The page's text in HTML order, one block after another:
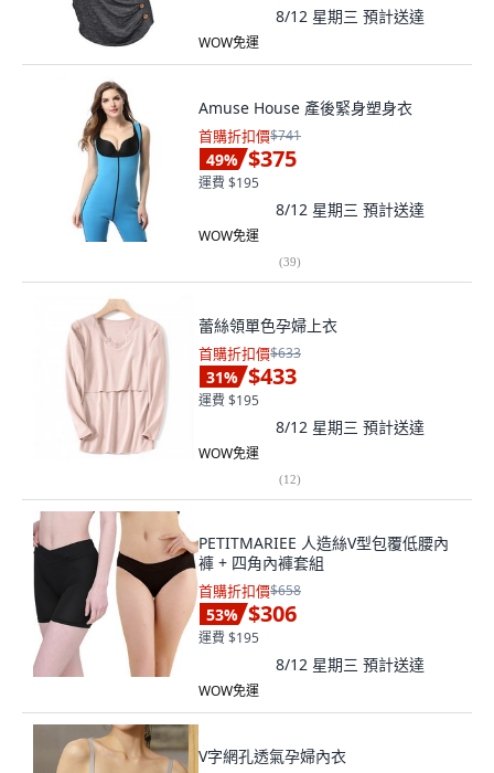
8/12 星期三 預計送達
WOW免運
Amuse House 產後緊身塑身衣
首購折扣價$741
49% $375
運費 $195
8/12 星期三 預計送達
WOW免運
(39)
蕾絲領單色孕婦上衣
首購折扣價$633
31% $433
運費 $195
8/12 星期三 預計送達
WOW免運
(12)
PETITMARIEE 人造絲V型包覆低腰內
褲 + 四角內褲套組
首購折扣價$658
53% $306
運費 $195
8/12 星期三 預計送達
WOW免運
V字網孔透氣孕婦內衣